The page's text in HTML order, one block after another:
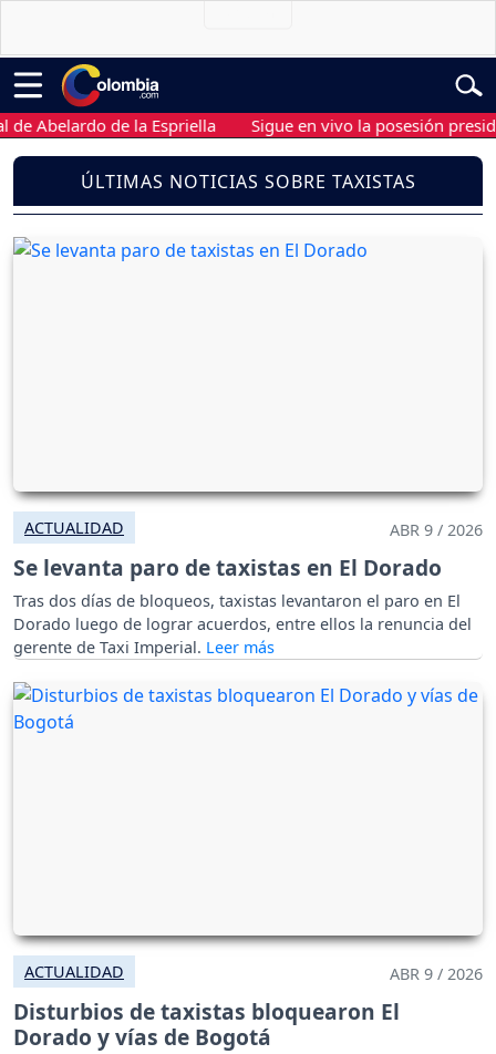
de la Espriella Sigue en vivo la posesión
ÚLTIMAS NOTICIAS SOBRE TAXISTAS
ACTUALIDAD ABR 9 / 2026
Se levanta paro de taxistas en El Dorado
Tras dos días de bloqueos, taxistas levantaron el paro en El
Dorado luego de lograr acuerdos, entre ellos la renuncia del
gerente de Taxi Imperial.
ACTUALIDAD ABR 9 / 2026
Disturbios de taxistas bloquearon El
Dorado y vías de Bogotá